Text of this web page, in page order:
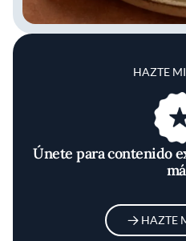
HAZTE
Únete para contenido
HAZTE